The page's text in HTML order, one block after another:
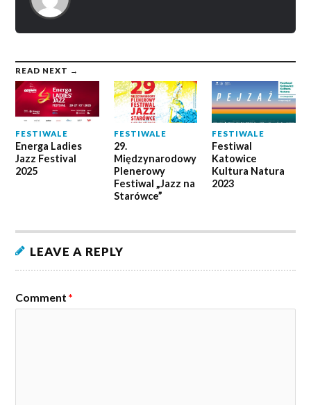
READ NEXT →
FESTIWALE
Energa Ladies
Jazz Festival
2025
FESTIWALE
29.
Międzynarodowy
Plenerowy
Festiwal „Jazz na
Starówce”
FESTIWALE
Festiwal
Katowice
Kultura Natura
2023
LEAVE A REPLY
Comment *